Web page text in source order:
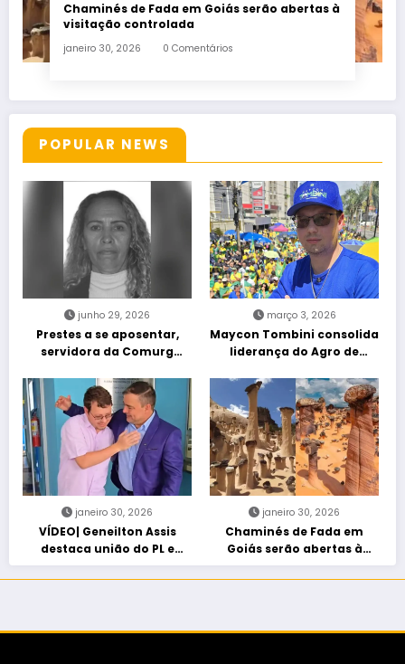
Chaminés de Fada em Goiás serão abertas à
visitação controlada
janeiro 30, 2026 0 Comentários
POPULAR NEWS
junho 29, 2026
Prestes a se aposentar,
servidora da Comurg
entra em protocolo de
morte encefálica
março 3, 2026
Maycon Tombini consolida
liderança do Agro de
“Acorda Brasil” em Goiânia
janeiro 30, 2026
VÍDEO| Geneilton Assis
destaca união do PL e
consolidação de apoio a
Maycon Tombini em Jataí
janeiro 30, 2026
Chaminés de Fada em
Goiás serão abertas à
visitação controlada